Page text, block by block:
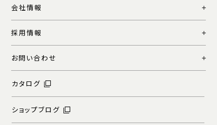
会社情報
採用情報
お問い合わせ
カタログ
ショップブログ